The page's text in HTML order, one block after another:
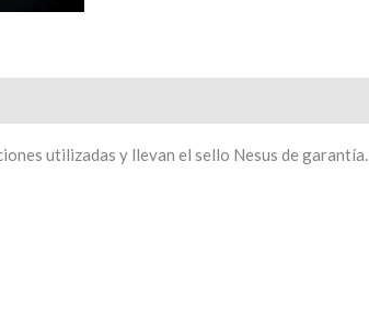
utilizadas y llevan el sello Nesus de garantía.